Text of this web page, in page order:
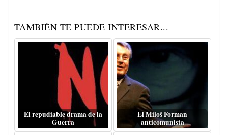
TAMBIÉN TE PUEDE INTERESAR...
El repudiable drama de la
Guerra
El Miloš Forman
anticomunista